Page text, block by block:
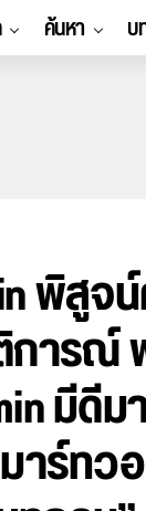
ค้นหา
พิสูจ
การณ์
มีดี
าร์ทว